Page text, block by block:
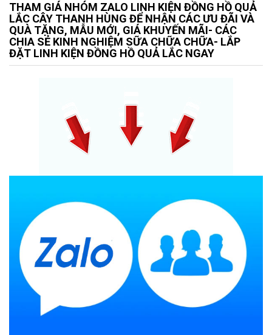
THAM GIÁ NHÓM ZALO LINH KIỆN ĐỒNG HỒ QUẢ
LẮC CÂY THANH HÙNG ĐỂ NHẬN CÁC ƯU ĐÃI VÀ
QUÀ TẶNG, MẪU MỚI, GIÁ KHUYẾN MÃI- CÁC
CHIA SẺ KINH NGHIỆM SỮA CHỮA CHỮA- LẮP
ĐẶT LINH KIỆN ĐỒNG HỒ QUẢ LẮC NGAY